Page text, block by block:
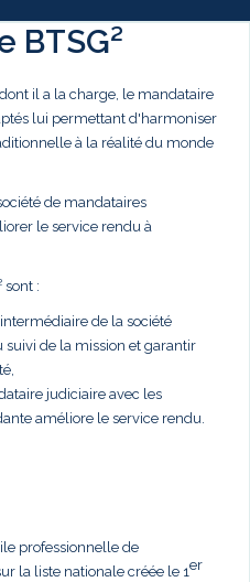
BTSG²
il a la charge, le mandataire
lui permettant d'harmoniser
à la réalité du monde
de mandataires
le service rendu à
sont :
de la société
de la mission et garantir
judiciaire avec les
améliore le service rendu.
professionnelle de
la liste nationale créée le 1er